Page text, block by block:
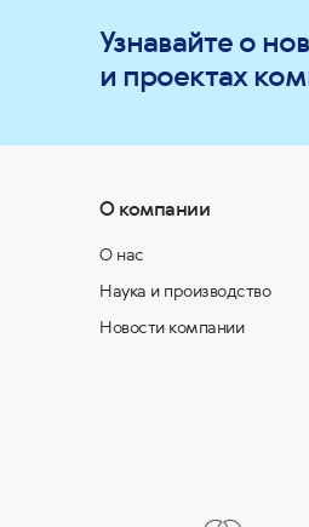
Узнавайте о
и проектах
О компании
О нас
Наука и производство
Новости компании